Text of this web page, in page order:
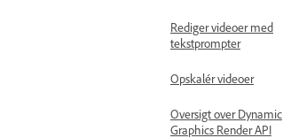
Rediger videoer med
tekstprompter
Opskalér videoer
Oversigt over Dynamic
Graphics Render API